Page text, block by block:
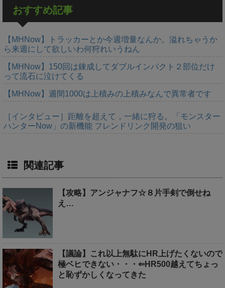
おすすめ記事
【MHNow】トラッカーとか今週増量なんか。溢れちゃうか
ら来週にして欲しいわ何狩れいうねん
【MHNow】150回は錬成してダブルインパクト２部位だけ
って流石に泣けてくる
【MHNow】週間1000は上積みの上積みなんで異常者です
［インタビュー］距離を超えて，一緒に狩る。「モンスター
ハンターNow」の新機能 フレンドリンク開発の狙い
関連記事
【攻略】アンジャナフ☆８片手剣で倒せね
え…
【議論】これ以上無駄にHR上げたくないので
極ベヒできない・・・⇐HR500越えてちょっ
と恥ずかしくなってきた